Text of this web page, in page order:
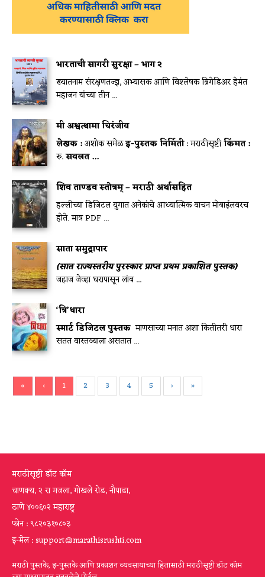
भारताची सागरी सुरक्षा – भाग २
ख्यातनाम संरक्षणतज्ज्ञ, अभ्यासक आणि विश्लेषक ब्रिगेडिअर हेमंत
महाजन यांच्या तीन ...
मी अश्वत्थामा चिरंजीव
लेखक :अशोक समेळइ-पुस्तक निर्मिती: मराठीसृष्टीकिंमत :
रु.सवलत ...
शिव ताण्डव स्तोत्रम् – मराठी अर्थासहित
हल्लीच्या डिजिटल युगात अनेकांचे आध्यात्मिक वाचन मोबाईलवरच
होते. मात्र PDF ...
साता समुद्रापार
(सात राज्यस्तरीय पुरस्कार प्राप्त प्रथम प्रकाशित पुस्तक)
जहाज जेव्हा घरापासून लांब ...
‘त्रि’धारा
स्मार्ट डिजिटल पुस्तक माणसाच्या मनात अशा कितीतरी धारा
सतत वास्तव्याला असतात ...
« ‹ 1 2 3 4 5 › »
मराठीसृष्टी डॉट कॉम
चाणक्य, २ रा मजला, गोखले रोड, नौपाडा,
ठाणे ४००६०२ महाराष्ट्र
फोन : ९८२०३१०८०३
इ-मेल : support@marathisrushti.com
मराठी पुस्तके, इ-पुस्तके आणि प्रकाशन व्यवसायाच्या हितासाठी मराठीसृष्टी डॉट कॉम